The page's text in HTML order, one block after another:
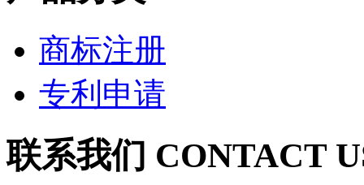
商标注册
专利申请
联系我们 CONTACT